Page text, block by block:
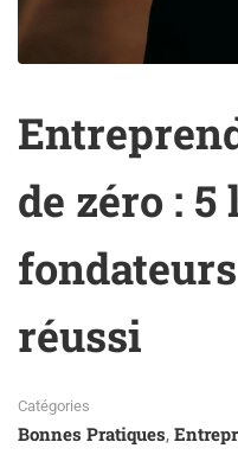
de zéro : 5
réussi
Catégories
Bonnes Pratiques,